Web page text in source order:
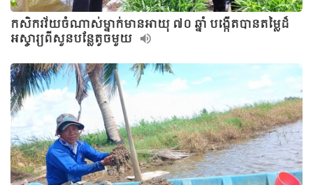
កសិករវ័យចំណាស់ម្នាក់មានអាយុ ៧០ ឆ្នាំ បង្កើតបានតម្លៃដ៏
អស្ចារ្យពីសួនបន្លែតូចមួយ